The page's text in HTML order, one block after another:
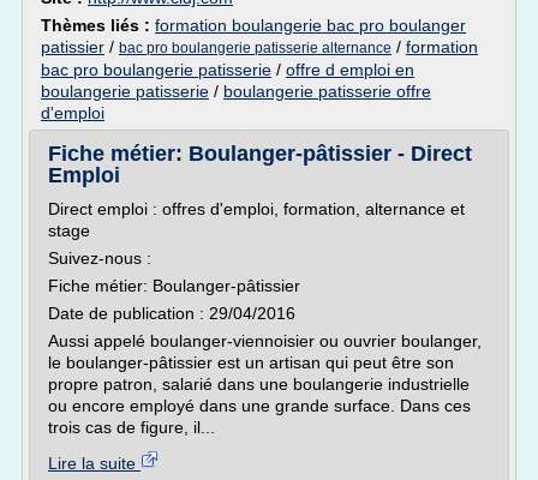
Thèmes liés : formation boulangerie bac pro boulanger
patissier / bac pro boulangerie patisserie alternance / formation
bac pro boulangerie patisserie / offre d emploi en
boulangerie patisserie / boulangerie patisserie offre
d'emploi
Fiche métier: Boulanger-pâtissier - Direct
Emploi
Direct emploi : offres d'emploi, formation, alternance et
stage
Suivez-nous :
Fiche métier: Boulanger-pâtissier
Date de publication : 29/04/2016
Aussi appelé boulanger-viennoisier ou ouvrier boulanger,
le boulanger-pâtissier est un artisan qui peut être son
propre patron, salarié dans une boulangerie industrielle
ou encore employé dans une grande surface. Dans ces
trois cas de figure, il...
Lire la suite